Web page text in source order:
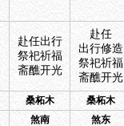
赴任出行
祭祀祈福
斋醮开光
赴任
出行修造
祭祀祈福
斋醮开光
桑柘木 桑柘木
煞南 煞东